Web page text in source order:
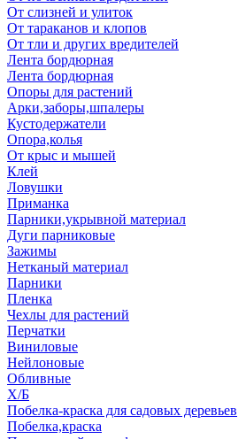
От слизней и улиток
От тараканов и клопов
От тли и других вредителей
Лента бордюрная
Лента бордюрная
Опоры для растений
Арки,заборы,шпалеры
Кустодержатели
Опора,колья
От крыс и мышей
Клей
Ловушки
Приманка
Парники,укрывной материал
Дуги парниковые
Зажимы
Нетканый материал
Парники
Пленка
Чехлы для растений
Перчатки
Виниловые
Нейлоновые
Обливные
Х/Б
Побелка-краска для садовых деревьев
Побелка,краска